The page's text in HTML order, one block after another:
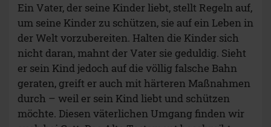
Ein Vater, der seine Kinder liebt, stellt Regeln auf,
um seine Kinder zu schützen, sie auf ein Leben in
der Welt vorzubereiten. Halten die Kinder sich
nicht daran, mahnt der Vater sie geduldig. Sieht
er sein Kind jedoch auf die völlig falsche Bahn
geraten, greift er auch mit härteren Maßnahmen
durch – weil er sein Kind liebt und schützen
möchte. Diesen väterlichen Umgang finden wir